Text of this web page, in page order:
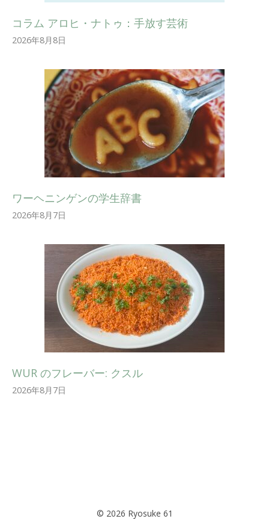
コラム アロヒ・ナトゥ：手放す芸術
2026年8月8日
ワーヘニンゲンの学生辞書
2026年8月7日
WUR のフレーバー: クスル
2026年8月7日
© 2026 Ryosuke 61